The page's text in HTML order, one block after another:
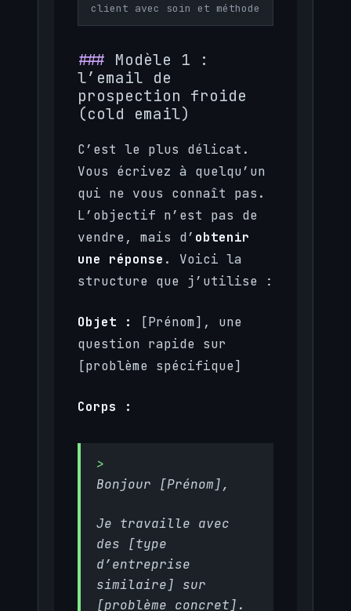
client avec soin et méthode
Modèle 1 :
l’email de
prospection froide
(cold email)
C’est le plus délicat.
Vous écrivez à quelqu’un
qui ne vous connaît pas.
L’objectif n’est pas de
vendre, mais d’ obtenir
une réponse . Voici la
structure que j’utilise :
Objet :
[Prénom], une
question rapide sur
[problème spécifique]
Corps :
Bonjour [Prénom],
Je travaille avec
des [type
d’entreprise
similaire] sur
[problème concret].